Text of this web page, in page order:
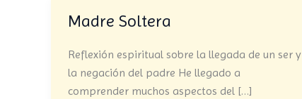
Madre Soltera
Reflexión espiritual sobre la llegada de un ser y
la negación del padre He llegado a
comprender muchos aspectos del […]
Madre